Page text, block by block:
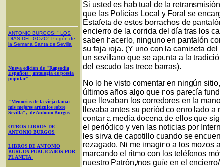
ANTONIO BURGOS: " LOS
DÍAS DEL GOZO" Pregón de
la Semana Santa de Sevilla
Nueva edición de "Rapsodia
Española",antología de poesía
popular"
"Memorias de la vieja dama:
mis mejores artículos sobre
Sevilla", de Antonio Burgos
OTROS LIBROS DE
ANTONIO BURGOS
LIBROS DE ANTONIO
BURGOS PUBLICADOS POR
PLANETA
Si usted es habitual de la
que las Policías Local y Foral se
Estafeta de estos borrachos de
encierro de la corrida del día tras los
saben hacerlo, ninguno en pantalón
su faja roja. (Y uno con la camiseta
un sevillano que se apunta a la
del escudo las trece barras).
No lo he visto comentar en ningún
últimos años algo que nos parecía
que llevaban los corredores en la
llevaba antes su periódico enrollado
contar a media docena de ellos que
el periódico y ven las noticias por
les sirva de capotillo cuando se
rezagado. Ni me imagino a los mozos
marcando el ritmo con los teléfonos
nuestro Patrón,/nos guíe en el